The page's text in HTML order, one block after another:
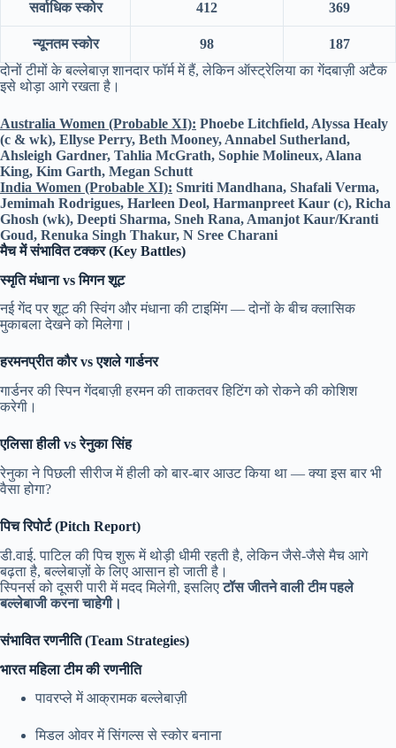
सर्वाधिक स्कोर 412 369
न्यूनतम स्कोर 98
187
दोनों टीमों के बल्लेबाज़ शानदार फॉर्म में हैं, लेकिन ऑस्ट्रेलिया का गेंदबाज़ी अटैक
इसे थोड़ा आगे रखता है।
Australia Women (Probable XI): Phoebe Litchfield, Alyssa Healy
(c & wk), Ellyse Perry, Beth Mooney, Annabel Sutherland,
Ahsleigh Gardner, Tahlia McGrath, Sophie Molineux, Alana
King, Kim Garth, Megan Schutt
India Women (Probable XI): Smriti Mandhana, Shafali Verma,
Jemimah Rodrigues, Harleen Deol, Harmanpreet Kaur (c), Richa
Ghosh (wk), Deepti Sharma, Sneh Rana, Amanjot Kaur/Kranti
Goud, Renuka Singh Thakur, N Sree Charani
मैच में संभावित टक्कर (Key Battles)
स्मृति मंधाना vs मिगन शूट
नई गेंद पर शूट की स्विंग और मंधाना की टाइमिंग — दोनों के बीच क्लासिक
मुकाबला देखने को मिलेगा।
हरमनप्रीत कौर vs एशले गार्डनर
गार्डनर की स्पिन गेंदबाज़ी हरमन की ताकतवर हिटिंग को रोकने की कोशिश
करेगी।
एलिसा हीली vs रेनुका सिंह
रेनुका ने पिछली सीरीज में हीली को बार-बार आउट किया था — क्या इस बार भी
वैसा होगा?
पिच रिपोर्ट (Pitch Report)
डी.वाई. पाटिल की पिच शुरू में थोड़ी धीमी रहती है, लेकिन जैसे-जैसे मैच आगे
बढ़ता है, बल्लेबाज़ों के लिए आसान हो जाती है।
स्पिनर्स को दूसरी पारी में मदद मिलेगी, इसलिएटॉस जीतने वाली टीम पहले
बल्लेबाजी करना चाहेगी।
संभावित रणनीति (Team Strategies)
भारत महिला टीम की रणनीति
पावरप्ले में आक्रामक बल्लेबाज़ी
मिडल ओवर में सिंगल्स से स्कोर बनाना